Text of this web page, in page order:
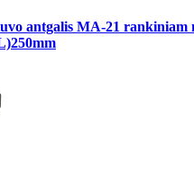
antgalis MA-21 rankiniam